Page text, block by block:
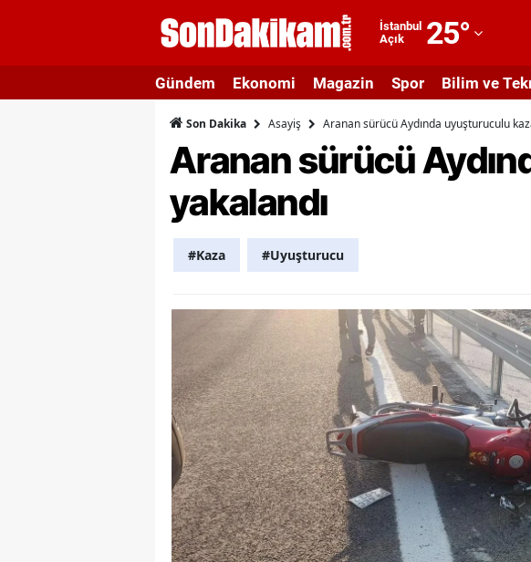
İstanbul
Açık
25°
Adıyaman
Afyonkarahisar
Ağrı
Artvin
Aydın
Balıkesir
Bilecik
Bingöl
Bitlis
Bolu
Gündem Ekonomi Magazin Spor Bilim ve
Son Dakika Asayiş Aranan sürücü Aydında uyuşturuculu
Aranan sürücü
yakalandı
#Kaza #Uyuşturucu